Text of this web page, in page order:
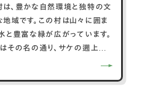
、豊かな自然環境と独特の文
域です。この村は山々に囲ま
と豊富な緑が広がっています。
その名の通り、サケの遡上が